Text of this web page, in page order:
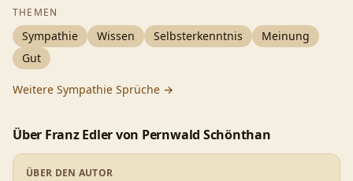
THEMEN
Sympathie Wissen Selbsterkenntnis
Meinung
Gut
Weitere Sympathie Sprüche →
Über Franz Edler von Pernwald Schönthan
ÜBER DEN AUTOR